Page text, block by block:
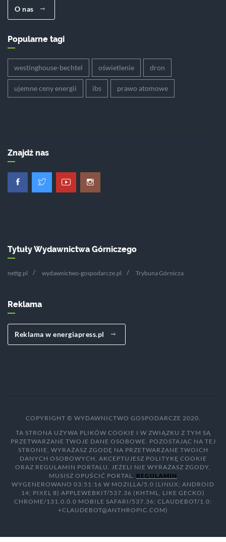
O nas
Popularne tagi
westinghouse-bechtel oświetlenie dron
ujemne ceny energii ibs prawo atomowe
Znajdź nas
Tytuły Wydawnictwa Górniczego
nettg.pl wydawnictwo-gospodarcze.pl Trybuna Górnicza
Reklama
Reklama w energiapress.pl
COPYRIGHT © WYDAWNICTWO GOSPODARCZE 2020.
TA STRONA UŻYWA PLIKÓW COOKIE I W ZWIĄZKU Z TYM SĄ
PRZETWARZANE TWOJE DANE OSOBOWE. POZOSTAJĄC NA TEJ
STRONIE, WYRAŻASZ ZGODĘ NA PRZETWARZANE TWOICH
DANYCH OSOBOWYCH, AKCEPTUJESZ POLITYKĘ COOKIE
ORAZ REGULAMIN PORTALU. JEŻELI NIE WYRAŻASZ ZGODY,
MUSISZ OPUŚCIĆ PORTAL. REGULAMIN
WYGENEROWANO 03:51:16 W MOZILLA/5.0 (LINUX; ANDROID
14; PIXEL 8) APPLEWEBKIT/537.36 (KHTML, LIKE GECKO)
CHROME/131.0.0.0 MOBILE SAFARI/537.36; CLAUDEBOT/1.0;
+CLAUDEBOT@ANTHROPIC.COM)